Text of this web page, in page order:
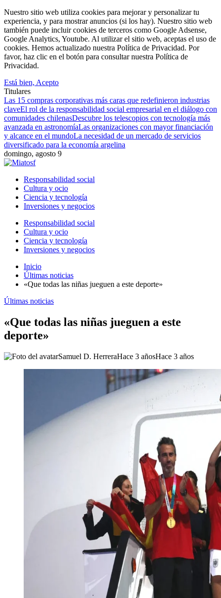
Nuestro sitio web utiliza cookies para mejorar y personalizar tu
experiencia, y para mostrar anuncios (si los hay). Nuestro sitio web
también puede incluir cookies de terceros como Google Adsense,
Google Analytics, Youtube. Al utilizar el sitio web, aceptas el uso de
cookies. Hemos actualizado nuestra Política de Privacidad. Por
favor, haz clic en el botón para consultar nuestra Política de
Privacidad.
Está bien, Acepto
Titulares
Las 15 compras corporativas más caras que redefinieron industrias
claveEl rol de la responsabilidad social empresarial en el diálogo con
comunidades chilenasDescubre los telescopios con tecnología más
avanzada en astronomíaLas organizaciones con mayor financiación
y alcance en el mundoLa necesidad de un mercado de servicios
diversificado para la economía argelina
domingo, agosto 9
Responsabilidad social
Cultura y ocio
Ciencia y tecnología
Inversiones y negocios
Responsabilidad social
Cultura y ocio
Ciencia y tecnología
Inversiones y negocios
Inicio
Últimas noticias
«Que todas las niñas jueguen a este deporte»
Últimas noticias
«Que todas las niñas jueguen a este
deporte»
Samuel D. HerreraHace 3 añosHace 3 años